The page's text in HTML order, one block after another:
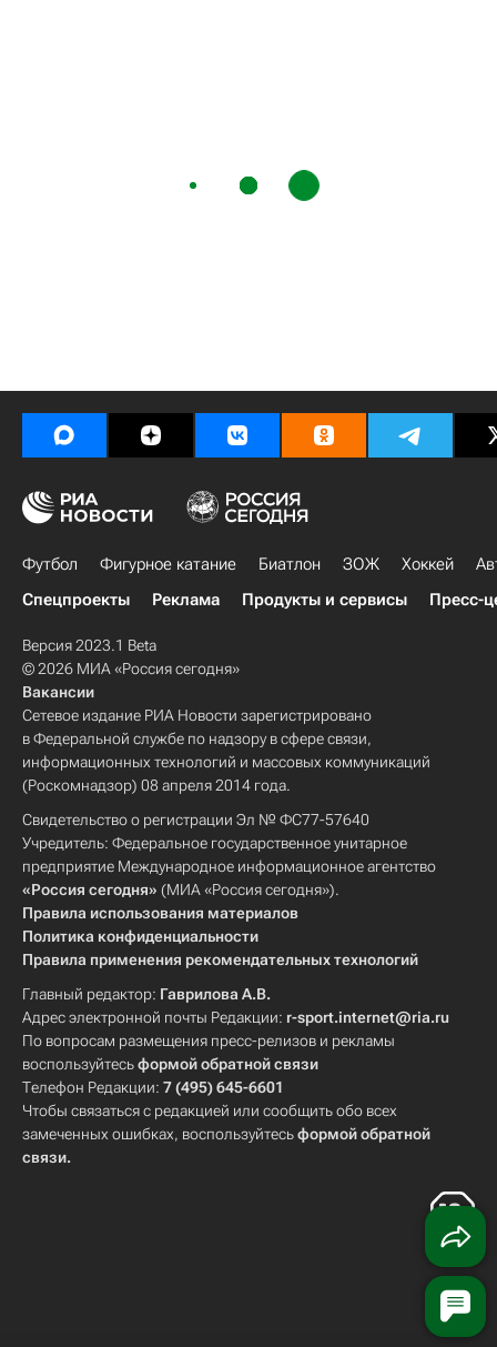
Футбол Фигурное катание Биатлон ЗОЖ Хоккей
Спецпроекты
Реклама Продукты и сервисы Пресс-
Версия 2023.1 Beta
© 2026 МИА «Россия сегодня»
Вакансии
Сетевое издание РИА Новости зарегистрировано
в Федеральной службе по надзору в сфере связи,
информационных технологий и массовых коммуникаций
(Роскомнадзор) 08 апреля 2014 года.
Свидетельство о регистрации Эл № ФС77-57640
Учредитель: Федеральное государственное унитарное
предприятие Международное информационное агентство
«Россия сегодня» (МИА «Россия сегодня»).
Правила использования материалов
Политика конфиденциальности
Правила применения рекомендательных технологий
Главный редактор: Гаврилова А.В.
Адрес электронной почты Редакции: r-sport.internet@ria.ru
По вопросам размещения пресс-релизов и рекламы
воспользуйтесьформой обратной связи
Телефон Редакции: 7 (495) 645-6601
Чтобы связаться с редакцией или сообщить обо всех
замеченных ошибках, воспользуйтесьформой обратной
связи.